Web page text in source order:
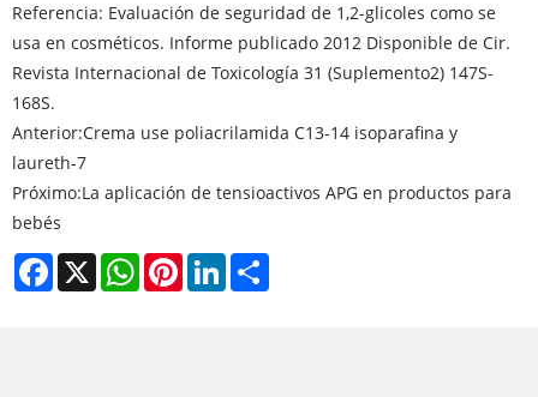
Referencia: Evaluación de seguridad de 1,2-glicoles como se
usa en cosméticos. Informe publicado 2012 Disponible de Cir.
Revista Internacional de Toxicología 31 (Suplemento2) 147S-
168S.
Anterior:Crema use poliacrilamida C13-14 isoparafina y
laureth-7
Próximo:La aplicación de tensioactivos APG en productos para
bebés
Facebook
X WhatsAppPinterestLinkedIn